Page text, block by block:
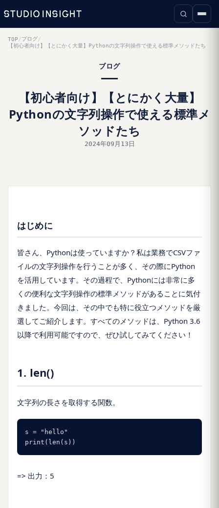
TOP /ブログ/
【初心者向け】【とにかく大量】Pythonの文字列操作で使える標準メソッドたち
ブログ
【初心者向け】【とにかく大量】
Pythonの文字列操作で使える標準メ
ソッドたち
2024年09月13日
はじめに
皆さん、Pythonは使っていますか？私は業務でCSVファ
イルの文字列操作を行うことが多く、その際にPython
を活用しています。その過程で、Pythonには非常に多
くの便利な文字列操作の標準メソッドがあることに気付
きました。今回は、その中でも特に役立つメソッドを厳
選してご紹介します。すべてのメソッドは、Python 3.6
以降で利用可能ですので、ぜひ試してみてください！
1. len()
文字列の長さを取得する関数。
s = "hello"
print(len(s))
=> 出力：5